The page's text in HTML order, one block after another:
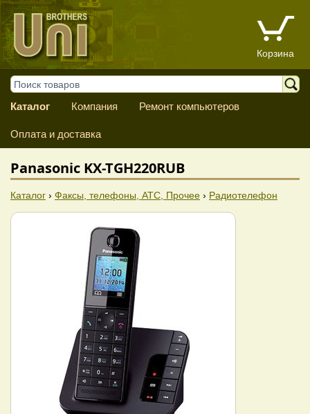
Корзина
Каталог Компания Ремонт компьютеров
Оплата и доставка
Panasonic KX-TGH220RUB
Каталог › Факсы, телефоны, АТС, Прочее › Радиотелефон